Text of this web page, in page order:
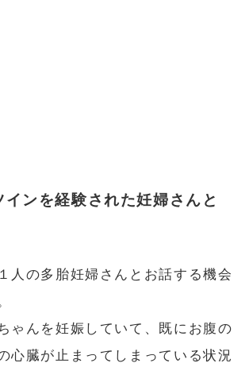
ンを経験された妊婦さんと
人の多胎妊婦さんとお話する機会
ゃんを妊娠していて、既にお腹の
心臓が止まってしまっている状況